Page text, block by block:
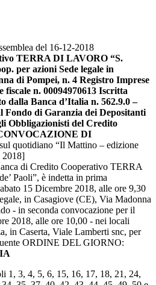
del 16-12-2018
TERRA DI LAVORO “S.
per azioni Sede legale in
di Pompei, n. 4 Registro Imprese
n. 00094970613 Iscritta
dalla Banca d’Italia n. 562.9.0 –
Fondo di Garanzia dei Depositanti
Obbligazionisti del Credito
DI
quotidiano “Il Mattino – edizione
2018]
di Credito Cooperativo TERRA
Paoli”, è indetta in prima
15 Dicembre 2018, alle ore 9,30
in Casagiove (CE), Via Madonna
- in seconda convocazione per il
2018, alle ore 10,00 - nei locali
in Caserta, Viale Lamberti snc, per
ORDINE DEL GIORNO:
1, 3, 4, 5, 6, 15, 16, 17, 18, 21, 24,